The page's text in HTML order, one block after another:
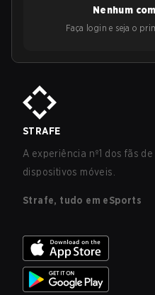
Nenhum
Faça login e seja o
STRAFE
A experiência nº1 dos fãs
dispositivos móveis.
Strafe, tudo em eSports